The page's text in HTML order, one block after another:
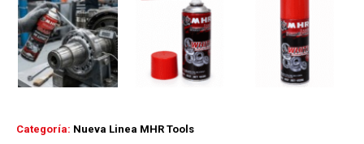
Categoría: Nueva Linea MHR Tools